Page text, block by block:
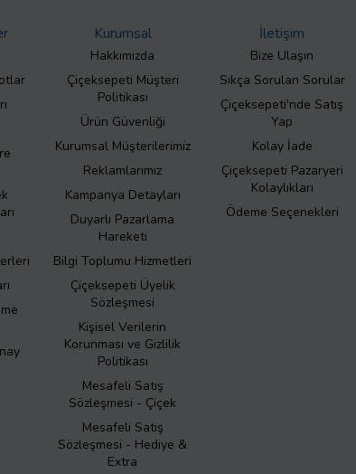
Kurumsal
Hakkımızda
Çiçeksepeti Müşteri
Politikası
Ürün Güvenliği
Kurumsal Müşterilerimiz
Reklamlarımız
Kampanya Detayları
Duyarlı Pazarlama
Hareketi
Bilgi Toplumu Hizmetleri
Çiçeksepeti Üyelik
Sözleşmesi
Kişisel Verilerin
Korunması ve Gizlilik
Politikası
Mesafeli Satış
Sözleşmesi - Çiçek
Mesafeli Satış
Sözleşmesi - Hediye &
Extra
İletişim
Bize Ulaşın
Sıkça Sorulan Sorular
Çiçeksepeti'nde Satış
Yap
Kolay İade
Çiçeksepeti Pazaryeri
Kolaylıkları
Ödeme Seçenekleri